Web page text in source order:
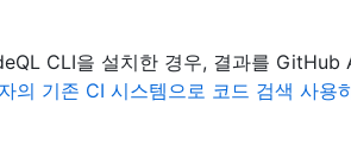
CLI을 설치한 경우, 결과를
의 기존 CI 시스템으로 코드 검색 사용